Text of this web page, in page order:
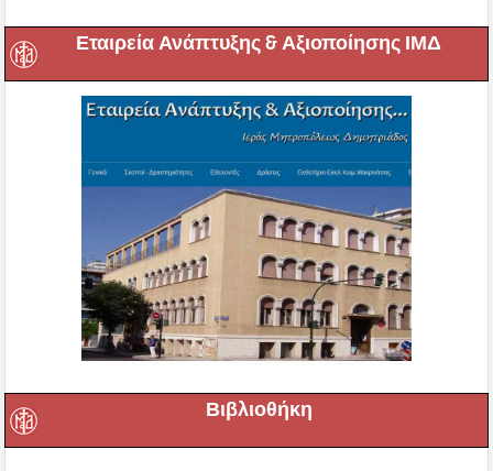
Εταιρεία Ανάπτυξης & Αξιοποίησης ΙΜΔ
Βιβλιοθήκη